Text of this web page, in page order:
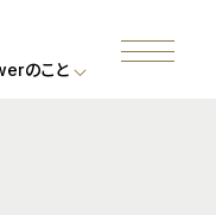
のこと